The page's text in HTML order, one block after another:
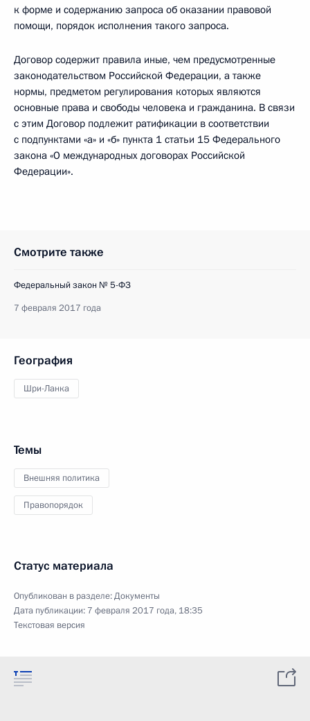
к форме и содержанию запроса об оказании правовой
помощи, порядок исполнения такого запроса.
Договор содержит правила иные, чем предусмотренные
законодательством Российской Федерации, а также
нормы, предметом регулирования которых являются
основные права и свободы человека и гражданина. В связи
с этим Договор подлежит ратификации в соответствии
с подпунктами «а» и «б» пункта 1 статьи 15 Федерального
закона «О международных договорах Российской
Федерации».
Смотрите также
Федеральный закон № 5-ФЗ
7 февраля 2017 года
География
Шри-Ланка
Темы
Внешняя политика
Правопорядок
Статус материала
Опубликован в разделе:Документы
Дата публикации: 7 февраля 2017 года, 18:35
Текстовая версия